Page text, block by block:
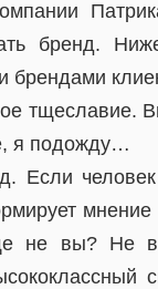
бренд.
брендами
тщеславие.
я подожду…
Если
не вы? Не